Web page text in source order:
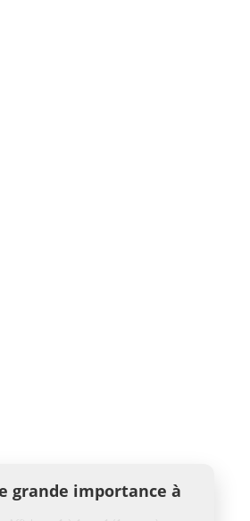
grande importance à